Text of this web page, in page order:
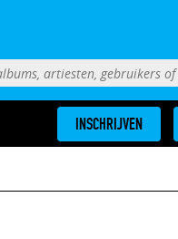
INSCHRIJVEN